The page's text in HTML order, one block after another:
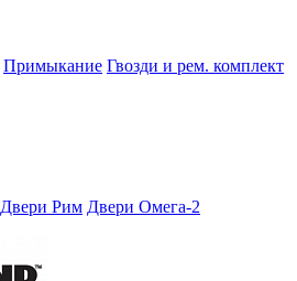
Примыкание Гвозди и рем. комплект
Двери Рим Двери Омега-2